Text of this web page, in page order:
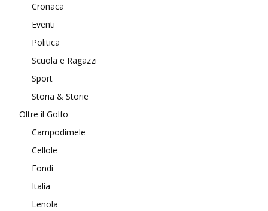
Cronaca
Eventi
Politica
Scuola e Ragazzi
Sport
Storia & Storie
Oltre il Golfo
Campodimele
Cellole
Fondi
Italia
Lenola